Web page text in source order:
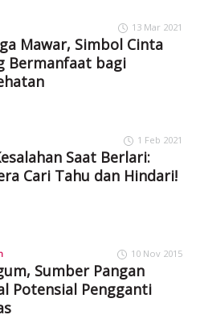
13 Mar 2021
Mawar, Simbol Cinta
Bermanfaat bagi
1 Feb 2021
Saat Berlari:
Cari Tahu dan Hindari!
10 Nov 2015
Sumber Pangan
Potensial Pengganti